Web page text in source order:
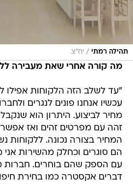
תהילה רמתי / יח"צ
מה קורה אחרי שאת מעבירה
"עד לשלב הזה הלקוחות אפילו
עכשיו אנחנו פונים לנגרים
מחיר לביצוע. היתרון הוא
זהה עם מפרטים זהים ואז אפשר
המחיר בצורה נכונה. ללקוחות
הם סוגרים וכחלק מהשירות אני
עם הספק שהם בוחרים. חברות
דברים אקסטרה כמו בחירת